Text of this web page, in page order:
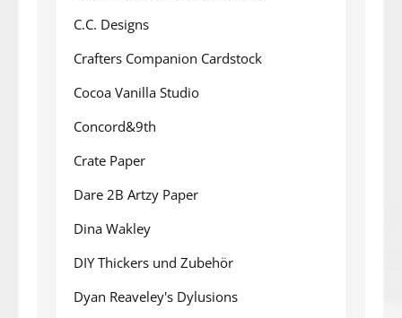
C.C. Designs
Crafters Companion Cardstock
Cocoa Vanilla Studio
Concord&9th
Crate Paper
Dare 2B Artzy Paper
Dina Wakley
DIY Thickers und Zubehör
Dyan Reaveley's Dylusions